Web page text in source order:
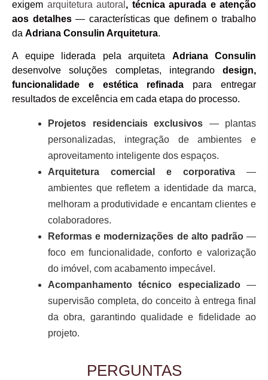
exigem arquitetura autoral , técnica apurada e atenção
aos detalhes— características que definem o trabalho
da Adriana Consulin Arquitetura.
A equipe liderada pela arquiteta Adriana Consulin
desenvolve soluções completas, integrando design,
funcionalidade e estética refinada para entregar
resultados de excelência em cada etapa do processo.
Projetos residenciais exclusivos — plantas
personalizadas, integração de ambientes e
aproveitamento inteligente dos espaços.
Arquitetura comercial e corporativa —
ambientes que refletem a identidade da marca,
melhoram a produtividade e encantam clientes e
colaboradores.
Reformas e modernizações de alto padrão—
foco em funcionalidade, conforto e valorização
do imóvel, com acabamento impecável.
Acompanhamento técnico especializado—
supervisão completa, do conceito à entrega final
da obra, garantindo qualidade e fidelidade ao
projeto.
PERGUNTAS